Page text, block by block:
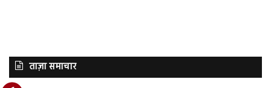
ताज़ा समाचार